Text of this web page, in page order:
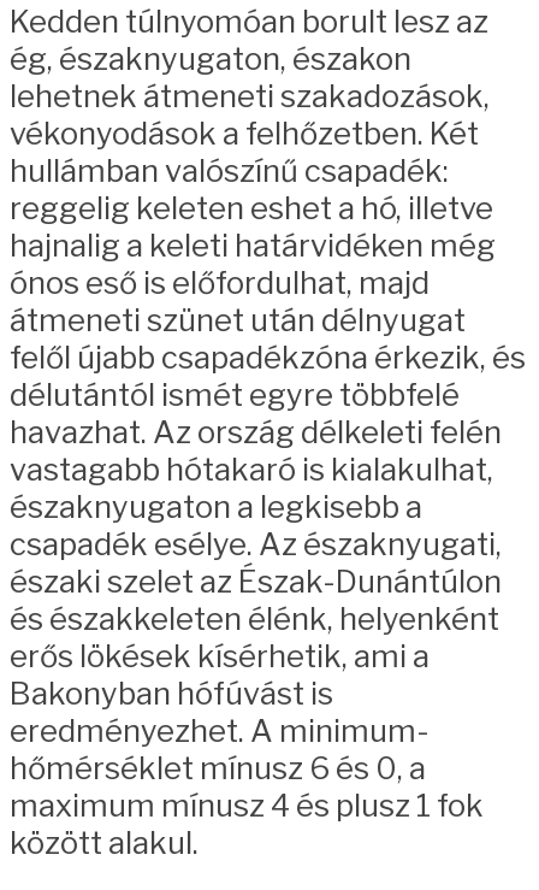
Kedden túlnyomóan borult lesz az
ég, északnyugaton, északon
lehetnek átmeneti szakadozások,
vékonyodások a felhőzetben. Két
hullámban valószínű csapadék:
reggelig keleten eshet a hó, illetve
hajnalig a keleti határvidéken még
ónos eső is előfordulhat, majd
átmeneti szünet után délnyugat
felől újabb csapadékzóna érkezik, és
délutántól ismét egyre többfelé
havazhat. Az ország délkeleti felén
vastagabb hótakaró is kialakulhat,
északnyugaton a legkisebb a
csapadék esélye. Az északnyugati,
északi szelet az Észak-Dunántúlon
és északkeleten élénk, helyenként
erős lökések kísérhetik, ami a
Bakonyban hófúvást is
eredményezhet. A minimum-
hőmérséklet mínusz 6 és 0, a
maximum mínusz 4 és plusz 1 fok
között alakul.